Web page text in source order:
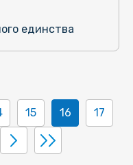
единства
15 16 17